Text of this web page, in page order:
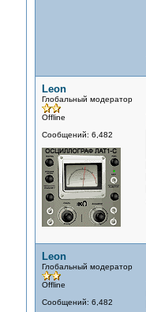
Leon
Глобальный модератор
Offline
Сообщений: 6,482
Leon
Глобальный модератор
Offline
Сообщений: 6,482